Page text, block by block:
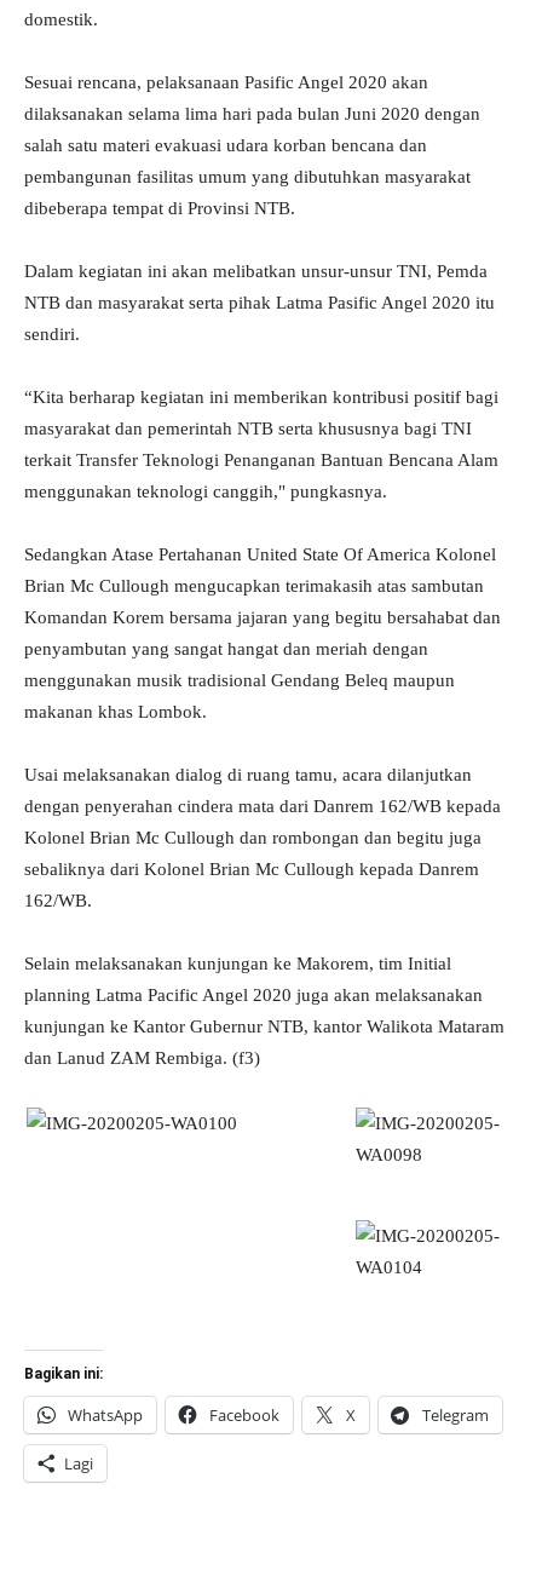
domestik.
Sesuai rencana, pelaksanaan Pasific Angel 2020 akan
dilaksanakan selama lima hari pada bulan Juni 2020 dengan
salah satu materi evakuasi udara korban bencana dan
pembangunan fasilitas umum yang dibutuhkan masyarakat
dibeberapa tempat di Provinsi NTB.
Dalam kegiatan ini akan melibatkan unsur-unsur TNI, Pemda
NTB dan masyarakat serta pihak Latma Pasific Angel 2020 itu
sendiri.
“Kita berharap kegiatan ini memberikan kontribusi positif bagi
masyarakat dan pemerintah NTB serta khususnya bagi TNI
terkait Transfer Teknologi Penanganan Bantuan Bencana Alam
menggunakan teknologi canggih," pungkasnya.
Sedangkan Atase Pertahanan United State Of America Kolonel
Brian Mc Cullough mengucapkan terimakasih atas sambutan
Komandan Korem bersama jajaran yang begitu bersahabat dan
penyambutan yang sangat hangat dan meriah dengan
menggunakan musik tradisional Gendang Beleq maupun
makanan khas Lombok.
Usai melaksanakan dialog di ruang tamu, acara dilanjutkan
dengan penyerahan cindera mata dari Danrem 162/WB kepada
Kolonel Brian Mc Cullough dan rombongan dan begitu juga
sebaliknya dari Kolonel Brian Mc Cullough kepada Danrem
162/WB.
Selain melaksanakan kunjungan ke Makorem, tim Initial
planning Latma Pacific Angel 2020 juga akan melaksanakan
kunjungan ke Kantor Gubernur NTB, kantor Walikota Mataram
dan Lanud ZAM Rembiga. (f3)
Bagikan ini:
WhatsApp Facebook X Telegram
Lagi